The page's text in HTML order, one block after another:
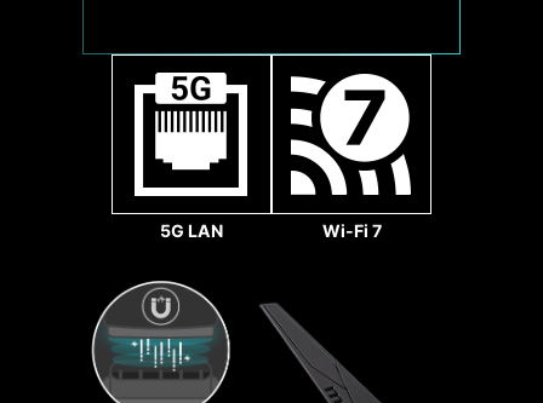
Sys Fan
5G LAN Wi-Fi 7
1x
32
Gbps